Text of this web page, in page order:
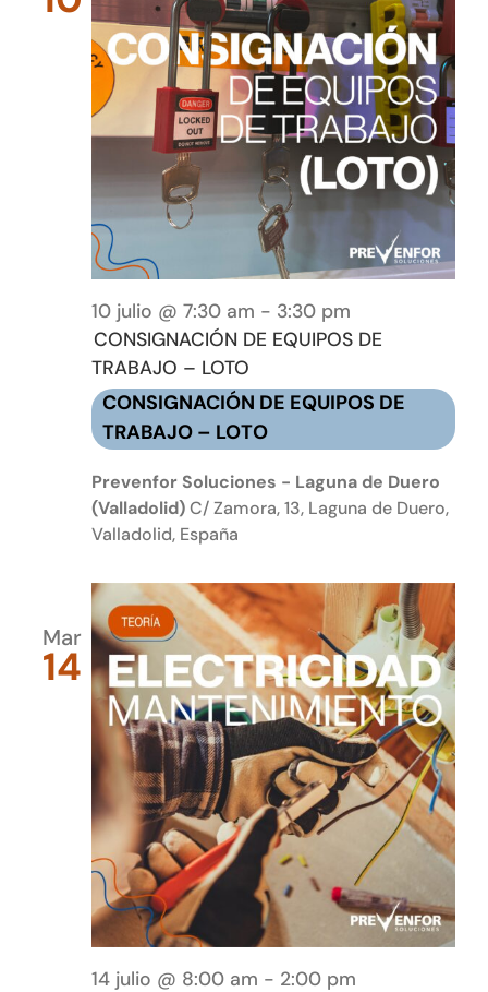
10 julio @ 7:30 am - 3:30 pm
CONSIGNACIÓN DE EQUIPOS DE
TRABAJO – LOTO
CONSIGNACIÓN DE EQUIPOS DE
TRABAJO – LOTO
Prevenfor Soluciones - Laguna de Duero
(Valladolid)C/ Zamora, 13, Laguna de Duero,
Valladolid, España
Mar
14
14 julio @ 8:00 am - 2:00 pm